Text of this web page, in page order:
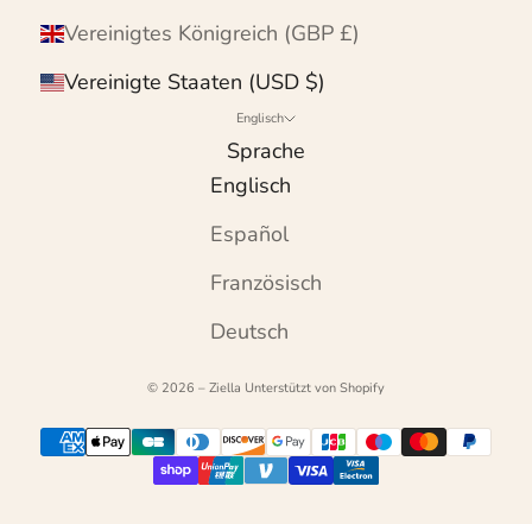
Vereinigtes Königreich (GBP £)
Vereinigte Staaten (USD $)
Englisch
Sprache
Englisch
Español
Französisch
Deutsch
© 2026 – Ziella Unterstützt von Shopify